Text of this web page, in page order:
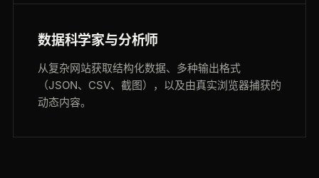
数据科学家与分析师
从复杂网站获取结构化数据、多种输出格式
（JSON、CSV、截图），以及由真实浏览器捕获的
动态内容。